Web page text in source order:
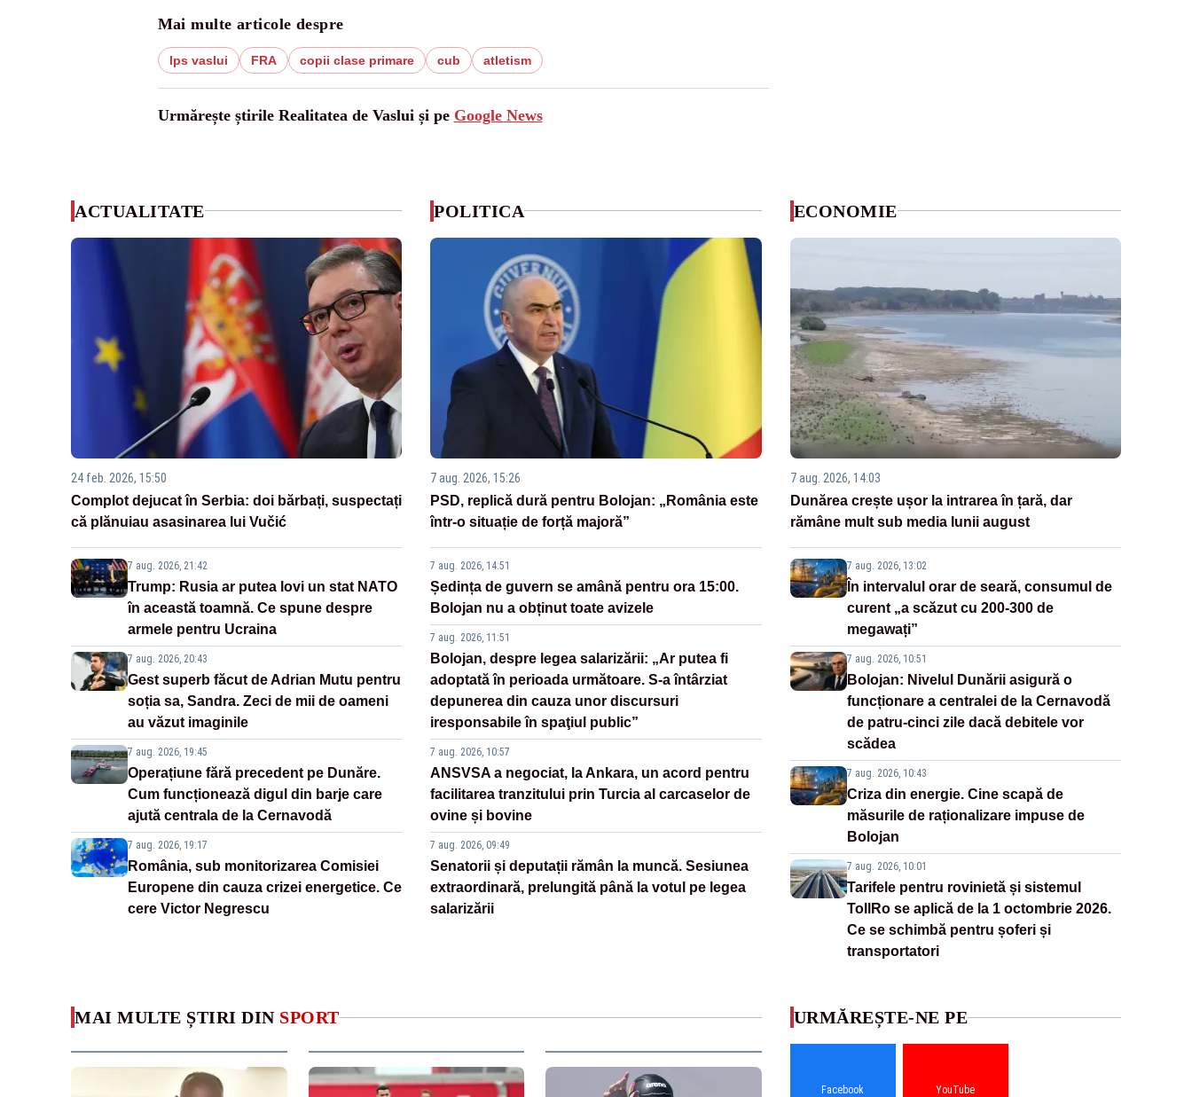
Mai multe articole despre
lps vaslui FRA copii clase primare cub atletism
Urmărește știrile Realitatea de Vaslui și pe Google News
ACTUALITATE
24 feb. 2026, 15:50
Complot dejucat în Serbia: doi bărbați, suspectați
că plănuiau asasinarea lui Vučić
7 aug. 2026, 21:42
Trump: Rusia ar putea lovi un stat NATO
în această toamnă. Ce spune despre
armele pentru Ucraina
7 aug. 2026, 20:43
Gest superb făcut de Adrian Mutu pentru
soția sa, Sandra. Zeci de mii de oameni
au văzut imaginile
7 aug. 2026, 19:45
Operațiune fără precedent pe Dunăre.
Cum funcționează digul din barje care
ajută centrala de la Cernavodă
7 aug. 2026, 19:17
România, sub monitorizarea Comisiei
Europene din cauza crizei energetice. Ce
cere Victor Negrescu
POLITICA
7 aug. 2026, 15:26
PSD, replică dură pentru Bolojan: „România este
într-o situație de forță majoră”
7 aug. 2026, 14:51
Ședința de guvern se amână pentru ora 15:00.
Bolojan nu a obținut toate avizele
7 aug. 2026, 11:51
Bolojan, despre legea salarizării: „Ar putea fi
adoptată în perioada următoare. S-a întârziat
depunerea din cauza unor discursuri
iresponsabile în spaţiul public”
7 aug. 2026, 10:57
ANSVSA a negociat, la Ankara, un acord pentru
facilitarea tranzitului prin Turcia al carcaselor de
ovine și bovine
7 aug. 2026, 09:49
Senatorii și deputații rămân la muncă. Sesiunea
extraordinară, prelungită până la votul pe legea
salarizării
ECONOMIE
7 aug. 2026, 14:03
Dunărea crește ușor la intrarea în țară, dar
rămâne mult sub media lunii august
7 aug. 2026, 13:02
În intervalul orar de seară, consumul de
curent „a scăzut cu 200-300 de
megawați”
7 aug. 2026, 10:51
Bolojan: Nivelul Dunării asigură o
funcționare a centralei de la Cernavodă
de patru-cinci zile dacă debitele vor
scădea
7 aug. 2026, 10:43
Criza din energie. Cine scapă de
măsurile de raționalizare impuse de
Bolojan
7 aug. 2026, 10:01
Tarifele pentru rovinietă și sistemul
TollRo se aplică de la 1 octombrie 2026.
Ce se schimbă pentru șoferi și
transportatori
MAI MULTE ȘTIRI DIN SPORT URMĂREȘTE-NE PE
Facebook YouTube